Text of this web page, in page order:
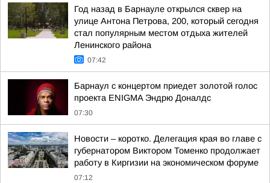
Год назад в Барнауле открылся сквер на
улице Антона Петрова, 200, который сегодня
стал популярным местом отдыха жителей
Ленинского района
07:42
Барнаул с концертом приедет золотой голос
проекта ENIGMA Эндрю Доналдс
07:30
Новости – коротко. Делегация края во главе с
губернатором Виктором Томенко продолжает
работу в Киргизии на экономическом форуме
07:12